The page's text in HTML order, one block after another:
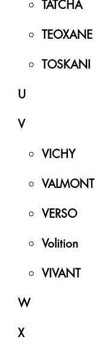
TATCHA
TEOXANE
TOSKANI
U
V
VICHY
VALMONT
VERSO
Volition
VIVANT
W
X